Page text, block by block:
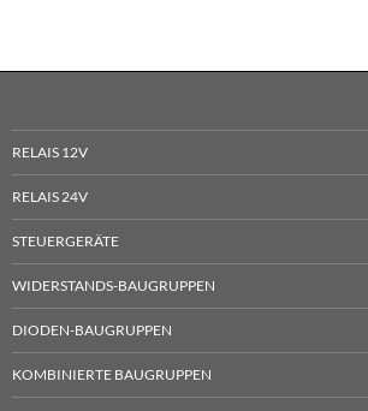
RELAIS 12V
RELAIS 24V
STEUERGERÄTE
WIDERSTANDS-BAUGRUPPEN
DIODEN-BAUGRUPPEN
KOMBINIERTE BAUGRUPPEN